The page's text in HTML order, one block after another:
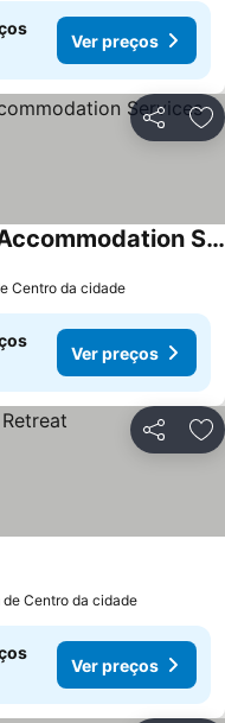
Ver preços
Partilhar
Baan Suan Chan Provides Accommodation Services
Centro da cidade
Ver preços
Partilhar
Centro da cidade
Ver preços